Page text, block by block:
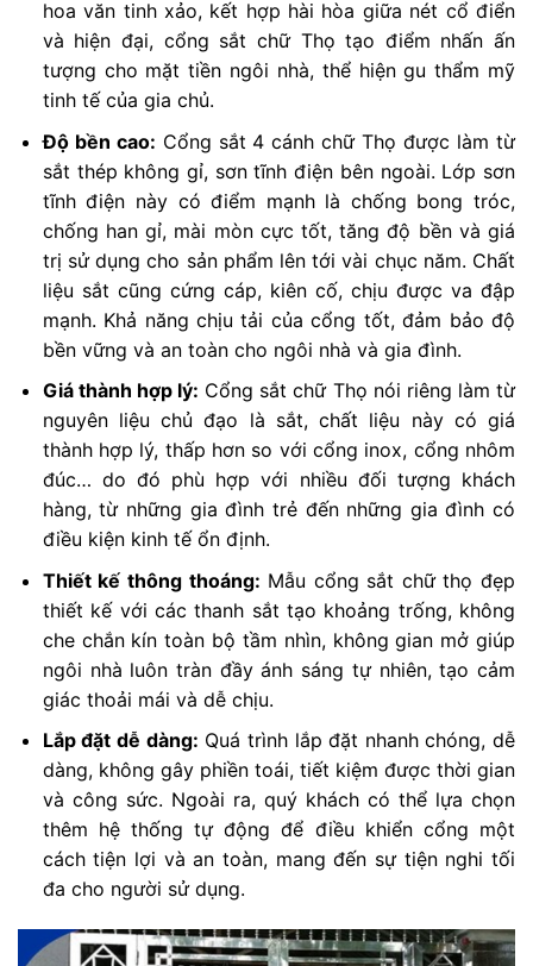
hoa văn tinh xảo, kết hợp hài hòa giữa nét cổ điển
và hiện đại, cổng sắt chữ Thọ tạo điểm nhấn ấn
tượng cho mặt tiền ngôi nhà, thể hiện gu thẩm mỹ
tinh tế của gia chủ.
Độ bền cao: Cổng sắt 4 cánh chữ Thọ được làm từ
sắt thép không gỉ, sơn tĩnh điện bên ngoài. Lớp sơn
tĩnh điện này có điểm mạnh là chống bong tróc,
chống han gỉ, mài mòn cực tốt, tăng độ bền và giá
trị sử dụng cho sản phẩm lên tới vài chục năm. Chất
liệu sắt cũng cứng cáp, kiên cố, chịu được va đập
mạnh. Khả năng chịu tải của cổng tốt, đảm bảo độ
bền vững và an toàn cho ngôi nhà và gia đình.
Giá thành hợp lý: Cổng sắt chữ Thọ nói riêng làm từ
nguyên liệu chủ đạo là sắt, chất liệu này có giá
thành hợp lý, thấp hơn so với cổng inox, cổng nhôm
đúc… do đó phù hợp với nhiều đối tượng khách
hàng, từ những gia đình trẻ đến những gia đình có
điều kiện kinh tế ổn định.
Thiết kế thông thoáng: Mẫu cổng sắt chữ thọ đẹp
thiết kế với các thanh sắt tạo khoảng trống, không
che chắn kín toàn bộ tầm nhìn, không gian mở giúp
ngôi nhà luôn tràn đầy ánh sáng tự nhiên, tạo cảm
giác thoải mái và dễ chịu.
Lắp đặt dễ dàng: Quá trình lắp đặt nhanh chóng, dễ
dàng, không gây phiền toái, tiết kiệm được thời gian
và công sức. Ngoài ra, quý khách có thể lựa chọn
thêm hệ thống tự động để điều khiển cổng một
cách tiện lợi và an toàn, mang đến sự tiện nghi tối
đa cho người sử dụng.